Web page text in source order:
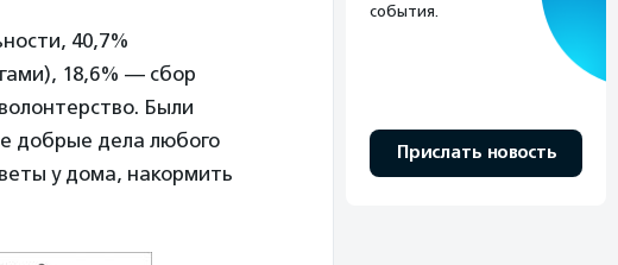
40,7%
18,6% — сбор
Были
добрые дела любого
у дома, накормить
события.
Прислать новость